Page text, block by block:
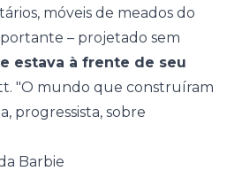
móveis de meados do
– projetado sem
estava à frente de seu
"O mundo que construíram
progressista, sobre
Barbie